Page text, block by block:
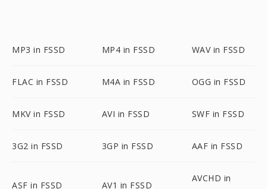
MP3 in FSSD MP4 in FSSD WAV in FSSD
FLAC in FSSD M4A in FSSD OGG in FSSD
MKV in FSSD AVI in FSSD SWF in FSSD
3G2 in FSSD 3GP in FSSD AAF in FSSD
ASF in FSSD AV1 in FSSD
AVCHD in